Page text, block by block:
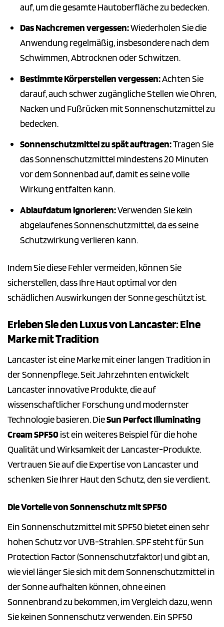
auf, um die gesamte Hautoberfläche zu bedecken.
Das Nachcremen vergessen:Wiederholen Sie die
Anwendung regelmäßig, insbesondere nach dem
Schwimmen, Abtrocknen oder Schwitzen.
Bestimmte Körperstellen vergessen:Achten Sie
darauf, auch schwer zugängliche Stellen wie Ohren,
Nacken und Fußrücken mit Sonnenschutzmittel zu
bedecken.
Sonnenschutzmittel zu spät auftragen:Tragen Sie
das Sonnenschutzmittel mindestens 20 Minuten
vor dem Sonnenbad auf, damit es seine volle
Wirkung entfalten kann.
Ablaufdatum ignorieren:Verwenden Sie kein
abgelaufenes Sonnenschutzmittel, da es seine
Schutzwirkung verlieren kann.
Indem Sie diese Fehler vermeiden, können Sie
sicherstellen, dass Ihre Haut optimal vor den
schädlichen Auswirkungen der Sonne geschützt ist.
Erleben Sie den Luxus von Lancaster: Eine
Marke mit Tradition
Lancaster ist eine Marke mit einer langen Tradition in
der Sonnenpflege. Seit Jahrzehnten entwickelt
Lancaster innovative Produkte, die auf
wissenschaftlicher Forschung und modernster
Technologie basieren. DieSun Perfect Illuminating
Cream SPF50ist ein weiteres Beispiel für die hohe
Qualität und Wirksamkeit der Lancaster-Produkte.
Vertrauen Sie auf die Expertise von Lancaster und
schenken Sie Ihrer Haut den Schutz, den sie verdient.
Die Vorteile von Sonnenschutz mit SPF50
Ein Sonnenschutzmittel mit SPF50 bietet einen sehr
hohen Schutz vor UVB-Strahlen. SPF steht für Sun
Protection Factor (Sonnenschutzfaktor) und gibt an,
wie viel länger Sie sich mit dem Sonnenschutzmittel in
der Sonne aufhalten können, ohne einen
Sonnenbrand zu bekommen, im Vergleich dazu, wenn
Sie keinen Sonnenschutz verwenden. Ein SPF50